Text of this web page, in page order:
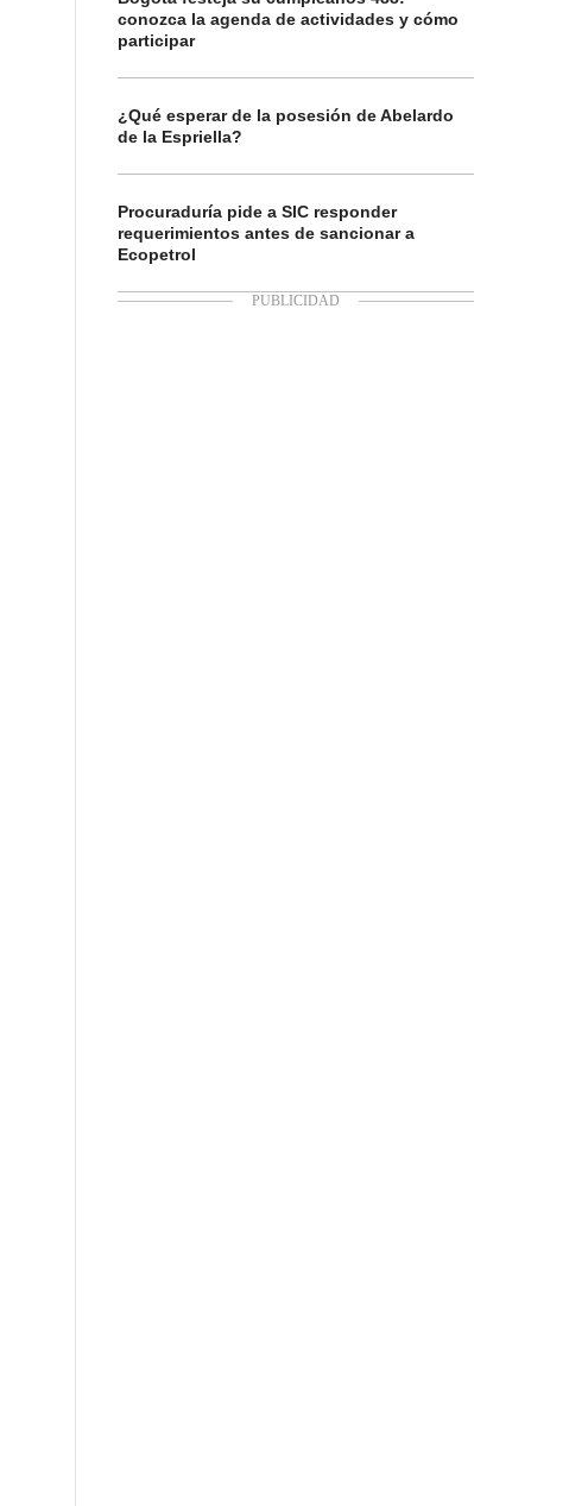
conozca la agenda de actividades y cómo
participar
¿Qué esperar de la posesión de Abelardo
de la Espriella?
Procuraduría pide a SIC responder
requerimientos antes de sancionar a
Ecopetrol